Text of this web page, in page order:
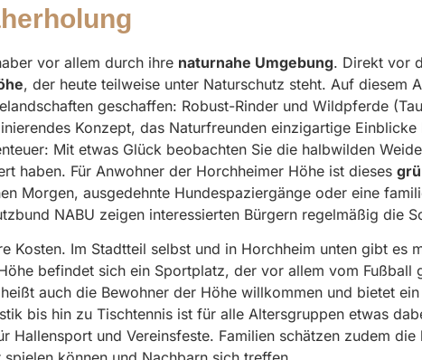
vor allem durch ihre naturnahe Umgebung. Direkt vor
, der heute teilweise unter Naturschutz steht. Auf diesem
geschaffen: Robust-Rinder und Wildpferde
Konzept, das Naturfreunden einzigartige
Mit etwas Glück beobachten Sie die halbwilden
haben. Für Anwohner der Horchheimer Höhe ist dieses
Morgen, ausgedehnte Hundespaziergänge oder eine
NABU zeigen interessierten Bürgern regelmäßig die
Kosten. Im Stadtteil selbst und in Horchheim unten gibt es
befindet sich ein Sportplatz, der vor allem vom Fußball
auch die Bewohner der Höhe willkommen und bietet
bis hin zu Tischtennis ist für alle Altersgruppen etwas
Hallensport und Vereinsfeste. Familien schätzen zudem